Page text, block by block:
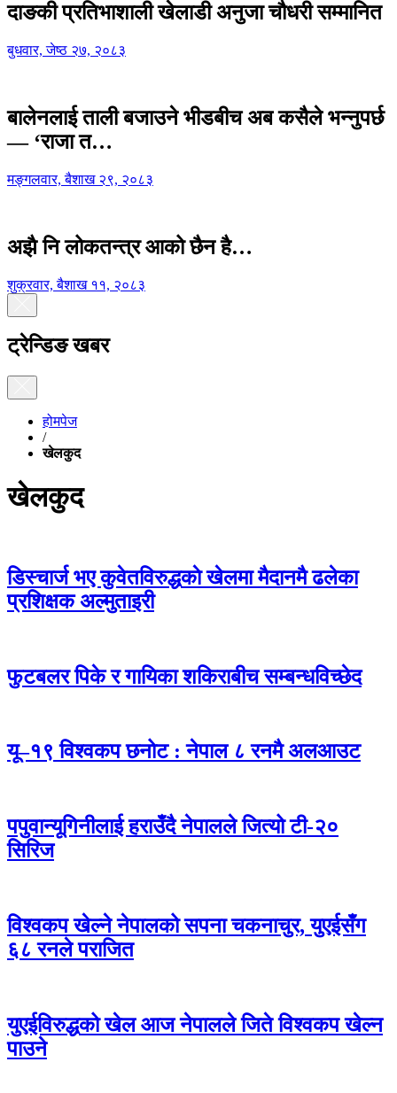
दाङकी प्रतिभाशाली खेलाडी अनुजा चौधरी सम्मानित
बुधवार, जेष्ठ २७, २०८३
बालेनलाई ताली बजाउने भीडबीच अब कसैले भन्नुपर्छ
— ‘राजा त…
मङ्गलवार, बैशाख २९, २०८३
अझै नि लोकतन्त्र आको छैन है…
शुक्रवार, बैशाख ११, २०८३
ट्रेन्डिङ खबर
होमपेज
/
खेलकुद
खेलकुद
डिस्चार्ज भए कुवेतविरुद्धकाे खेलमा मैदानमै ढलेका
प्रशिक्षक अल्मुताइरी
फुटबलर पिके र गायिका शकिराबीच सम्बन्धविच्छेद
यू–१९ विश्वकप छनोट : नेपाल ८ रनमै अलआउट
पपुवान्यूगिनीलाई हराउँदै नेपालले जित्यो टी-२०
सिरिज
विश्वकप खेल्ने नेपालको सपना चकनाचुर, युएईसँग
६८ रनले पराजित
युएईविरुद्धको खेल आज नेपालले जिते विश्वकप खेल्न
पाउने